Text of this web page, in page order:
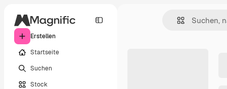
Erstellen
Startseite
Suchen
Stock